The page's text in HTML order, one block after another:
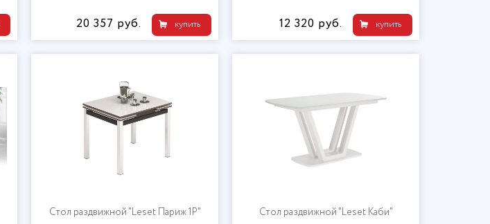
купить
20 357 руб. купить
12 320 руб.
Стол раздвижной "Leset Париж 1Р" Стол раздвижной "Leset Каби"